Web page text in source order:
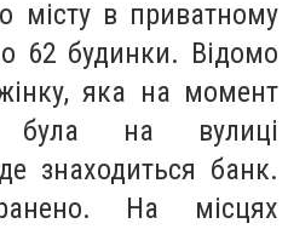
місту в приватному
62 будинки. Відомо
яка на момент
була на вулиці
знаходиться банк.
На місцях